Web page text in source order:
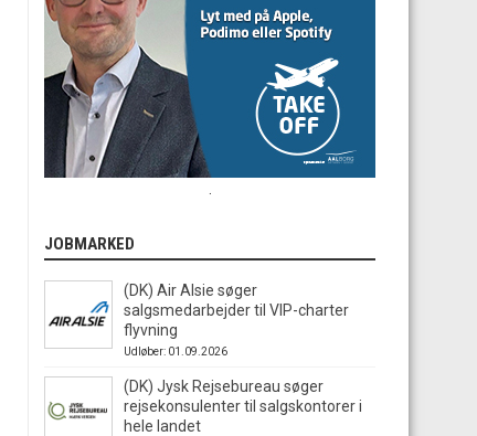
JOBMARKED
(DK) Air Alsie søger
salgsmedarbejder til VIP-charter
flyvning
Udløber: 01.09.2026
(DK) Jysk Rejsebureau søger
rejsekonsulenter til salgskontorer i
hele landet